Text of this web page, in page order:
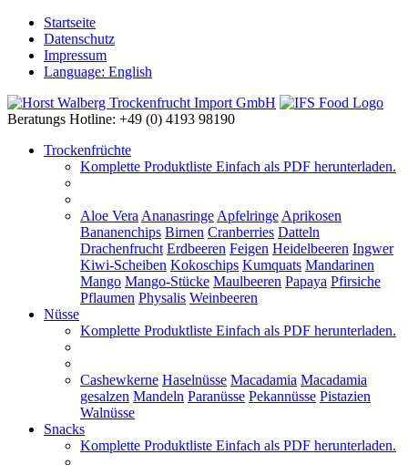
Startseite
Datenschutz
Impressum
Language: English
Beratungs Hotline: +49 (0) 4193 98190
Trockenfrüchte
Komplette Produktliste Einfach als PDF herunterladen.
Aloe Vera Ananasringe Apfelringe Aprikosen
Bananenchips Birnen Cranberries Datteln
Drachenfrucht Erdbeeren Feigen Heidelbeeren Ingwer
Kiwi-Scheiben Kokoschips Kumquats Mandarinen
Mango Mango-Stücke Maulbeeren Papaya Pfirsiche
Pflaumen Physalis Weinbeeren
Nüsse
Komplette Produktliste Einfach als PDF herunterladen.
Cashewkerne Haselnüsse Macadamia Macadamia
gesalzen Mandeln Paranüsse Pekannüsse Pistazien
Walnüsse
Snacks
Komplette Produktliste Einfach als PDF herunterladen.